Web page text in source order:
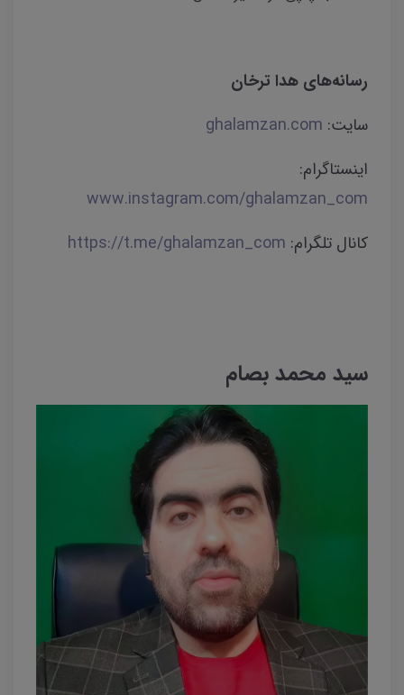
رسانه‌های هدا ترخان
سایت: ghalamzan.com
اینستاگرام:
www.instagram.com/ghalamzan_com
کانال تلگرام: https://t.me/ghalamzan_com
سید محمد بصام